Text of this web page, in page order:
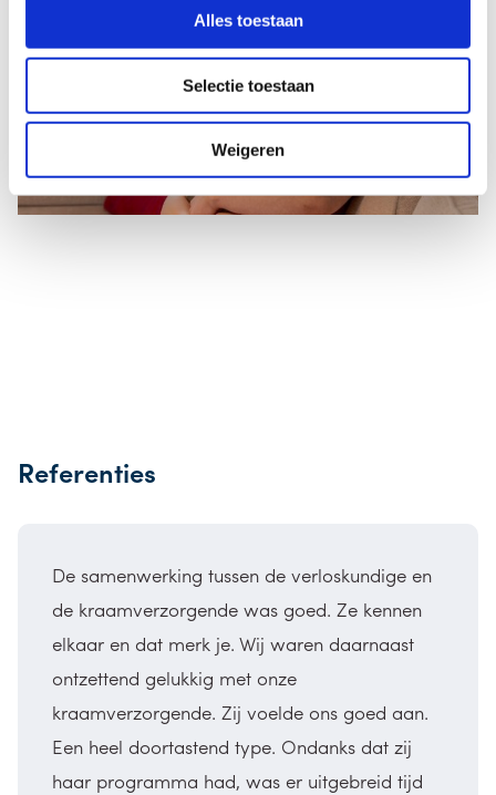
Alles toestaan
Selectie toestaan
Weigeren
Referenties
De samenwerking tussen de verloskundige en
de kraamverzorgende was goed. Ze kennen
elkaar en dat merk je. Wij waren daarnaast
ontzettend gelukkig met onze
kraamverzorgende. Zij voelde ons goed aan.
Een heel doortastend type. Ondanks dat zij
haar programma had, was er uitgebreid tijd